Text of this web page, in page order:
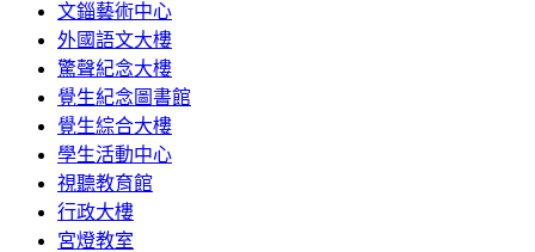
文錙藝術中心
外國語文大樓
驚聲紀念大樓
覺生紀念圖書館
覺生綜合大樓
學生活動中心
視聽教育館
行政大樓
宮燈教室